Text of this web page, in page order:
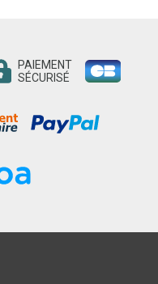
PAIEMENT
SÉCURISÉ